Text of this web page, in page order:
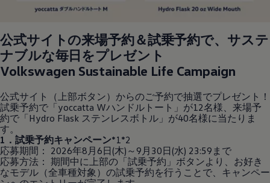
公式サイトの来場予約＆試乗予約で、サステ
ナブルな毎日をプレゼント
Volkswagen Sustainable Life Campaign
公式サイト（上部ボタン）からのご予約で抽選でプレゼント！
試乗予約で「yoccatta Wハンドルトート」が12名様、来場予
約で「Hydro Flask ステンレスボトル」が40名様に当たりま
す。
1．試乗予約キャンペーン*1*2
応募期間： 2026年8月6日(木)～9月30日(水) 23:59まで
応募方法： 期間中に上部の「試乗予約」ボタンより、お好き
なモデル（全車種対象）の試乗予約を行うことで、キャンペー